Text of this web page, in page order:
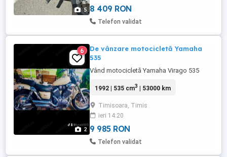
5 8 409 RON
Telefon validat
2
6
De vânzare motocicletă Yamaha
535
Vând motocicletă Yamaha Virago 535
1992 | 535 cm3 | 53000 km
Timisoara, Timis
ieri 14:20
9 985 RON
Telefon validat